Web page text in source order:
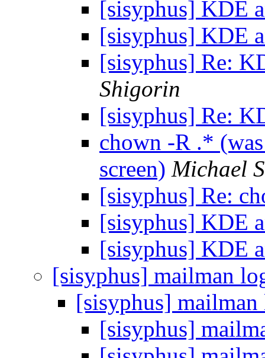
[sisyphus] KDE
[sisyphus] KDE
[sisyphus] Re:
Shigorin
[sisyphus] Re:
chown -R .*
screen) Michael
[sisyphus] Re:
[sisyphus] KDE
[sisyphus] KDE
[sisyphus] mailman
[sisyphus] mailman
[sisyphus]